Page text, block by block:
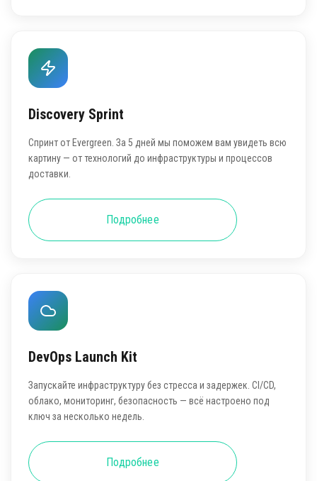
Discovery Sprint
Спринт от Evergreen. За 5 дней мы поможем вам увидеть всю
картину — от технологий до инфраструктуры и процессов
доставки.
Подробнее
DevOps Launch Kit
Запускайте инфраструктуру без стресса и задержек. CI/CD,
облако, мониторинг, безопасность — всё настроено под
ключ за несколько недель.
Подробнее